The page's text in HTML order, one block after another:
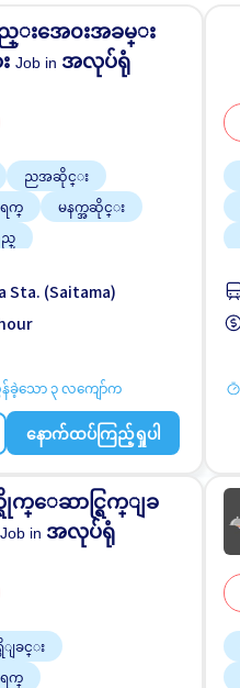
းအေ၀းအခမ္း
Job in အလုပ်ရုံ
ညအဆိုင္း
ရက္
မနက္အဆိုင္း
ည္
Sta. (Saitama)
သော ၃ လကျော်က
နောက်ထပ်ကြည့်ရှုပါ
က္ေဆာင္ရြက္ျခ
Job in အလုပ်ရုံ
ျခင္း
ရက္